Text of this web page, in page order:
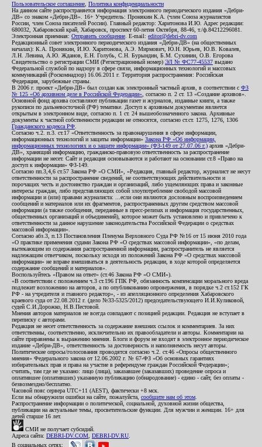
Пользовательское соглашение Политика конфиденциальности
На данном сайте распространяется информация электронного периодического издания «Дебри-
ДВ» со знаком «Дебри-ДВ». 16+ Учредитель: Пронякин К.А. (член Союза журналистов
России, член Союза писателей России). Главный редактор: Харитонова И.Ю. Адрес редакции:
680032, Хабаровский край, Хабаровск, проспект 60-летия Октября, 88-46, т./ф.84212296081.
Электронная приемная: Отправить сообщение . E-mail: editor@debri-dv.com
Редакционный совет электронного периодического издания «Дебри-ДВ» (на общественных
началах): К.А. Пронякин, И.Ю. Харитонова, А.Э. Мирмович, Ю.Н. Юрьев, Ю.В. Ковалев,
Л.Н. Левина, А.Ю. Жданов, Е.Н. Голубь, С.Н. Бурындин, Б.М. Сухинин, О.В. Егорова
Свидетельство о регистрации СМИ (Регистрационный номер) ЭЛ № ФС77-45537 выдано
Федеральной службой по надзору в сфере связи, информационных технологий и массовых
коммуникаций (Роскомнадзор) 16.06.2011 г. Территория распространения: Российская
Федерация, зарубежные страны.
В 2006 г. проект «Дебри-ДВ» был создан как электронный частный архив, в соответствии с ФЗ
№ 125 «Об архивном деле в Российской Федерации» , согласно п. 2 ст. 13 «Создание архивов».
Основной фонд архива составляют публикации газет и журналов, изданные книги, а также
рукописи по дальневосточной (РФ) тематике. Доступ к архивным документам является
открытым в электронном виде, согласно п. 1 ст. 24 вышеобозначенного закона. Архивные
документы к частной собственности редакции не относятся, согласно ст.ст. 1275, 1276, 1306
Гражданского кодекса РФ
Согласно ч.2. п.3. ст.17 «Ответственность за правонарушения в сфере информации,
информационных технологий и защиты информации» Закона РФ «Об информации,
информационных технологиях и о защите информации» (ФЗ-149 от 27.07.06 г.) архив «Дебри-
ДВ», хранящий информацию, гражданско-правовую ответственность за распространение
информации не несет. Сайт и редакция основываются и работают на основании ст.8 «Право на
доступ к информации» ФЗ-149.
Согласно пп.3,4,6 ст.57 Закона РФ «О СМИ», «Редакция, главный редактор, журналист не несут
ответственности за распространение сведений, не соответствующих действительности и
порочащих честь и достоинство граждан и организаций, либо ущемляющих права и законные
интересы граждан, либо представляющих собой злоупотребление свободой массовой
информации и (или) правами журналиста: ...если они являются дословным воспроизведением
сообщений и материалов или их фрагментов, распространенных другим средством массовой
информации (а также сообщения, переданные в пресс-релизах и информация государственных,
общественных организаций и объединений), которое может быть установлено и привлечено к
ответственности за данное нарушение законодательства Российской Федерации о средствах
массовой информации».
Согласно абз.3, п.13 Постановления Пленума Верховного Суда РФ №16 от 15 июня 2010 года
«О практике применения судами Закона РФ «О средствах массовой информации», «по делам,
вытекающим из содержания распространенной информации, распространитель не является
надлежащим ответчиком, поскольку исходя из положений Закона РФ «О средствах массовой
информации» не вправе вмешиваться в деятельность редакции, в ходе которой определяется
содержание сообщений и материалов».
Воспользуйтесь «Правом на ответ» (ст.46 Закона РФ «О СМИ»).
«В соответствии с положением ч.3 ст.196 ГПК РФ, обязанность компенсации морального вреда
подлежит возложению на авторов, а по опубликованию опровержения, в порядке ч.2 ст.152 ГК
РФ - на учредителя и главного редактор», - из апелляционного определения Хабаровского
краевого суда от 22.08.2012 г. (дело №33-5325/2012) председательствующего И.И.Куликовой,
судей С.И.Дорожко, Н.В.Пестовой.
Мнения авторов материалов не всегда совпадают с позицией редакции. Редакция не вступает в
переписку с авторами.
Редакция не несет ответственность за содержание внешних ссылок и комментариев. За них
ответственны, соответственно, исключительно их правообладатели и авторы. Комментарии на
сайте приравнены к выражению мнения. Блоги и форум не входят в электронное периодическое
издание «Дебри-ДВ», ответственность за достоверность и наполняемость несут авторы.
Политические опросы/голосования проводятся согласно ч.2. ст.46 «Опросы общественного
мнения» Федерального закона от 12.06.2002 г. № 67-ФЗ «Об основных гарантиях
избирательных прав и права на участие в референдуме граждан Российской Федерации»;
считать, там где не указано: лицо (лица), заказавшее (заказавших) проведение опроса и
оплатившее (оплативших) указанную публикацию (обнародование) - едино - сайт, без оплаты -
безвозмездно/бесплатно.
Часовой пояс сервера UTC+11 (AEST), фактически +8 мск.
Если вы обнаружили ошибки на сайте, пожалуйста, сообщите нам об этом
Распространение информации о политической, социальной, духовной жизни общества,
публикации на актуальные темы, просветительские функции. Для мужчин и женщин. 16+ для
детей старше 16 лет.
СМИ не получает субсидий.
Адреса сайта: DEBRI-DV.COM DEBRI-DV.RU
В социальных сетях: